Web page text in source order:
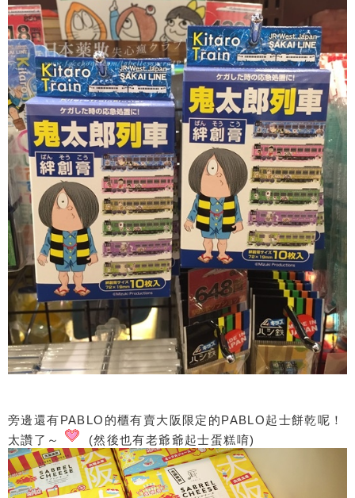
旁邊還有PABLO的櫃有賣大阪限定的PABLO起士餅乾呢！
太讚了～
(然後也有老爺爺起士蛋糕唷)